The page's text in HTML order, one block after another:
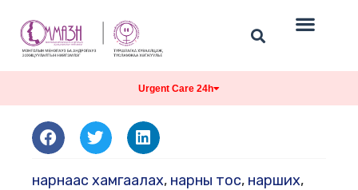
Urgent Care 24h
нарнаас хамгаалах, нарны тос, нарших,